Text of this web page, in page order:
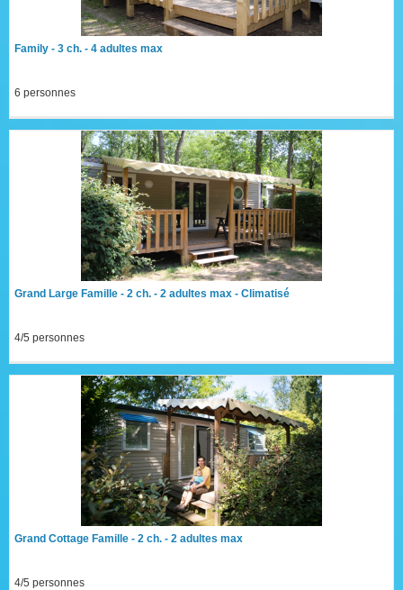
Family - 3 ch. - 4 adultes max
6 personnes
Grand Large Famille - 2 ch. - 2 adultes max - Climatisé
4/5 personnes
Grand Cottage Famille - 2 ch. - 2 adultes max
4/5 personnes